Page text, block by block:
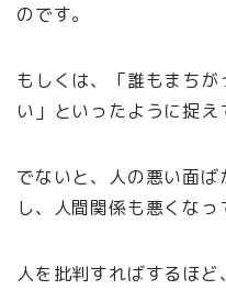
のです。
もしくは、「誰もまち
い」といったように捉え
でないと、人の悪い面
し、人間関係も悪くなっ
人を批判すればするほ